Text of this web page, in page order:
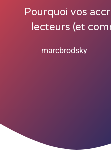
Pourquoi vos
lecteurs (et
marcbrodsky